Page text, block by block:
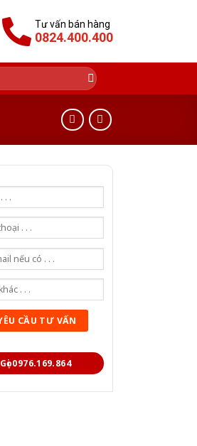
Tư vấn bán hàng
0824.400.400
Gọi 0976.169.864